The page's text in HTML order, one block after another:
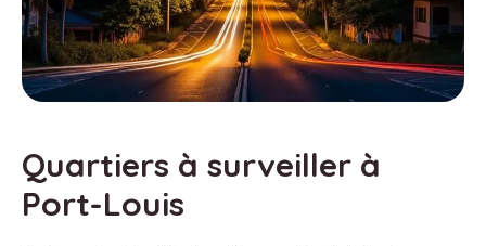
Quartiers à surveiller à
Port-Louis